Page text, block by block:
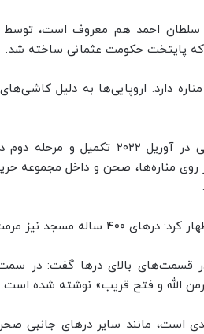
سلطان احمد هم معروف است، توسط
دارد. اروپایی‌ها به دلیل
روی مناره‌ها، صحن و داخل مجموعه
مسجد نیز مرمت شده است.
در قسمت‌های بالای درها گفت: در
الله و فتح قریب» نوشته شده است.
است، مانند سایر درهای جانبی